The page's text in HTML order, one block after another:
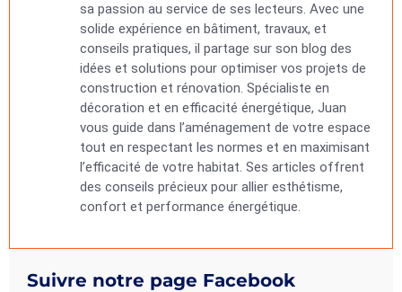
Suivre notre page Facebook
sa passion au service de ses lecteurs. Avec une
solide expérience en bâtiment, travaux, et
conseils pratiques, il partage sur son blog des
idées et solutions pour optimiser vos projets de
construction et rénovation. Spécialiste en
décoration et en efficacité énergétique, Juan
vous guide dans l’aménagement de votre espace
tout en respectant les normes et en maximisant
l’efficacité de votre habitat. Ses articles offrent
des conseils précieux pour allier esthétisme,
confort et performance énergétique.